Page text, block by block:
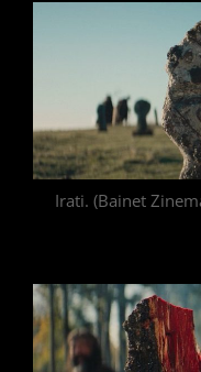
Irati. (Bainet